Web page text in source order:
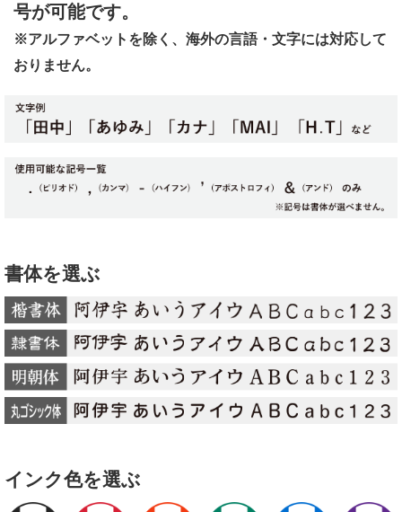
号が可能です。
※アルファベットを除く、海外の言語・文字には対応して
おりません。
書体を選ぶ
インク色を選ぶ